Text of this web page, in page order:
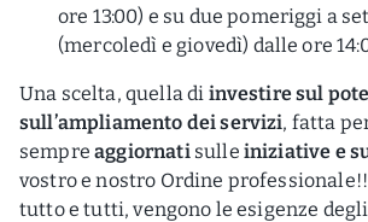
ore 13:00) e su due pomeriggi a
(mercoledì e giovedì) dalle ore
Una scelta, quella di investire sul
sull’ampliamento dei servizi, fatta
sempreaggiornatisulle iniziative e
vostro e nostro Ordine
tutto e tutti, vengono le esigenze